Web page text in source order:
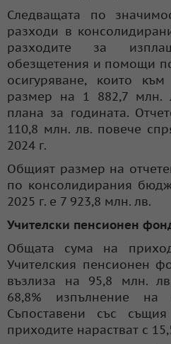
Следващата по
разходи в
разходите за
обезщетения и помощи
осигуряване, които
размер на 1 882,7 млн.
плана за годината.
110,8 млн. лв. повече
2024 г.
Общият размер на
по консолидирания
2025 г. е 7 923,8 млн. лв.
Учителски пенсионен
Общата сума на
Учителския пенсионен
възлиза на 95,8 млн.
68,8% изпълнение на
Съпоставени със
приходите нарастват с